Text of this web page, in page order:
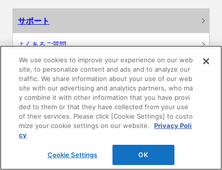
サポート
よくあるご質問
カタログ閲覧・資料請求
各種データダウンロード
WEB見積・各種シミュレーション
交換用部品の購入
We use cookies to improve your experience on our web
site, to personalize content and ads and to analyze our
traffic. We share information about your use of our web
site with our advertising and analytics partners, who ma
y combine it with other information that you have provi
ded to them or that they have collected from your use
of their services. Please click [Cookie Settings] to custo
mize your cookie settings on our website.
Privacy Poli
cy
Cookie Settings OK